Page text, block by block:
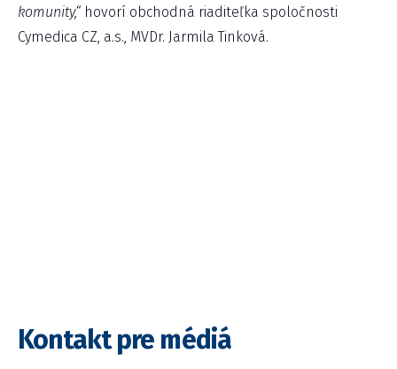
komunity,“ hovorí obchodná riaditeľka spoločnosti
Cymedica CZ, a.s., MVDr. Jarmila Tinková.
Kontakt pre médiá